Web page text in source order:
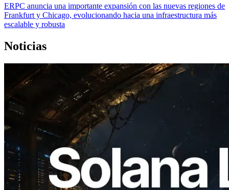
ERPC anuncia una importante expansión con las nuevas regiones de
Frankfurt y Chicago, evolucionando hacia una infraestructura más
escalable y robusta
Noticias
2026.08.05